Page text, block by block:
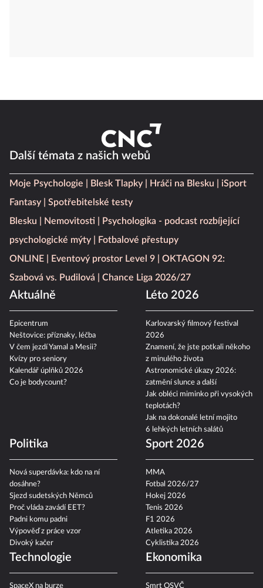
Další témata z našich webů
Moje Psychologie Blesk Tlapky Hráči na Blesku
iSport
Fantasy
Spotřebitelské testy
Blesku
Nemovitosti
Psychologika - podcast rozbíjející
psychologické mýty
Fotbalové přestupy
ONLINE
Eventový prostor Level 9
OKTAGON 92:
Szabová vs. Pudilová
Chance Liga 2026/27
Aktuálně
Epicentrum
Neštovice: příznaky, léčba
V čem jezdí Yamal a Mesii?
Kvízy pro seniory
Kalendář úplňků 2026
Co je bodycount?
Léto 2026
Karlovarský filmový festival
2026
Znamení, že jste potkali někoho
z minulého života
Astronomické úkazy 2026:
zatmění slunce a další
Jak obléci miminko při vysokých
teplotách?
Jak na dokonalé letní mojito
6 lehkých letních salátů
Politika
Nová superdávka: kdo na ní
dosáhne?
Sjezd sudetských Němců
Proč vláda zavádí EET?
Padni komu padni
Výpověď z práce vzor
Divoký kačer
Sport 2026
MMA
Fotbal 2026/27
Hokej 2026
Tenis 2026
F1 2026
Atletika 2026
Cyklistika 2026
Technologie
SpaceX na burze
Ekonomika
Smrt OSVČ